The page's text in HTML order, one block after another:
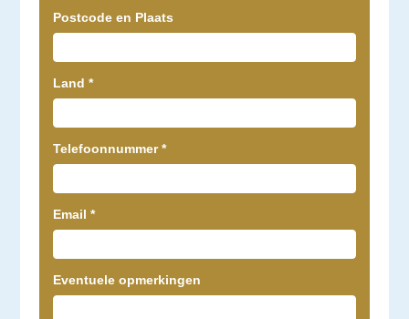
Postcode en Plaats
Land *
Telefoonnummer*
Email *
Eventuele opmerkingen